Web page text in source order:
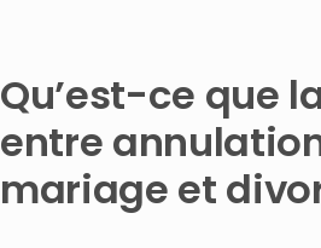
Qu’est-ce que
entre
mariage et